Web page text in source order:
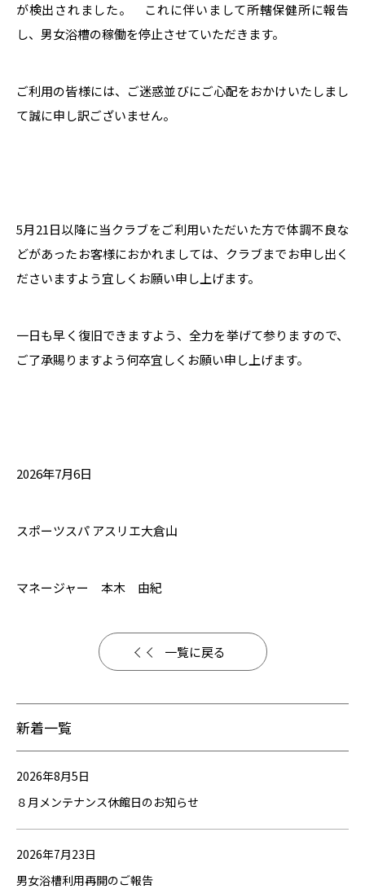
が検出されました。 これに伴いまして所轄保健所に報告
し、男女浴槽の稼働を停止させていただきます。
ご利用の皆様には、ご迷惑並びにご心配をおかけいたしまし
て誠に申し訳ございません。
5月21日以降に当クラブをご利用いただいた方で体調不良な
どがあったお客様におかれましては、クラブまでお申し出く
ださいますよう宜しくお願い申し上げます。
一日も早く復旧できますよう、全力を挙げて参りますので、
ご了承賜りますよう何卒宜しくお願い申し上げます。
2026年7月6日
スポーツスパ アスリエ大倉山
マネージャー 本木 由紀
一覧に戻る
新着一覧
2026年8月5日
８月メンテナンス休館日のお知らせ
2026年7月23日
男女浴槽利用再開のご報告